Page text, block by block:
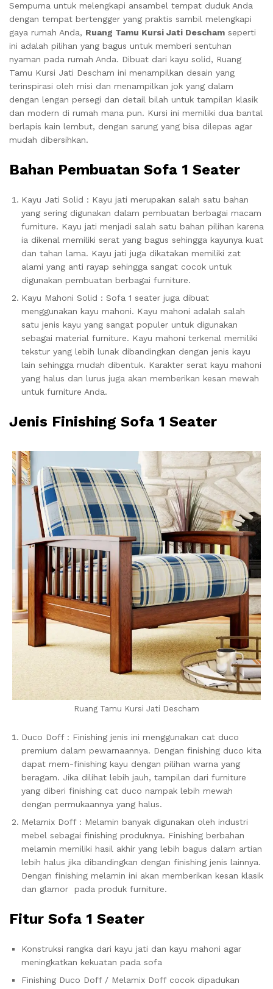
Sempurna untuk melengkapi ansambel tempat duduk Anda
dengan tempat bertengger yang praktis sambil melengkapi
gaya rumah Anda, Ruang Tamu Kursi Jati Descham seperti
ini adalah pilihan yang bagus untuk memberi sentuhan
nyaman pada rumah Anda. Dibuat dari kayu solid, Ruang
Tamu Kursi Jati Descham ini menampilkan desain yang
terinspirasi oleh misi dan menampilkan jok yang dalam
dengan lengan persegi dan detail bilah untuk tampilan klasik
dan modern di rumah mana pun. Kursi ini memiliki dua bantal
berlapis kain lembut, dengan sarung yang bisa dilepas agar
mudah dibersihkan.
Bahan Pembuatan Sofa 1 Seater
Kayu Jati Solid : Kayu jati merupakan salah satu bahan
yang sering digunakan dalam pembuatan berbagai macam
furniture. Kayu jati menjadi salah satu bahan pilihan karena
ia dikenal memiliki serat yang bagus sehingga kayunya kuat
dan tahan lama. Kayu jati juga dikatakan memiliki zat
alami yang anti rayap sehingga sangat cocok untuk
digunakan pembuatan berbagai furniture.
Kayu Mahoni Solid : Sofa 1 seater juga dibuat
menggunakan kayu mahoni. Kayu mahoni adalah salah
satu jenis kayu yang sangat populer untuk digunakan
sebagai material furniture. Kayu mahoni terkenal memiliki
tekstur yang lebih lunak dibandingkan dengan jenis kayu
lain sehingga mudah dibentuk. Karakter serat kayu mahoni
yang halus dan lurus juga akan memberikan kesan mewah
untuk furniture Anda.
Jenis Finishing Sofa 1 Seater
Ruang Tamu Kursi Jati Descham
Duco Doff : Finishing jenis ini menggunakan cat duco
premium dalam pewarnaannya. Dengan finishing duco kita
dapat mem-finishing kayu dengan pilihan warna yang
beragam. Jika dilihat lebih jauh, tampilan dari furniture
yang diberi finishing cat duco nampak lebih mewah
dengan permukaannya yang halus.
Melamix Doff : Melamin banyak digunakan oleh industri
mebel sebagai finishing produknya. Finishing berbahan
melamin memiliki hasil akhir yang lebih bagus dalam artian
lebih halus jika dibandingkan dengan finishing jenis lainnya.
Dengan finishing melamin ini akan memberikan kesan klasik
dan glamor pada produk furniture.
Fitur Sofa 1 Seater
Konstruksi rangka dari kayu jati dan kayu mahoni agar
meningkatkan kekuatan pada sofa
Finishing Duco Doff / Melamix Doff cocok dipadukan